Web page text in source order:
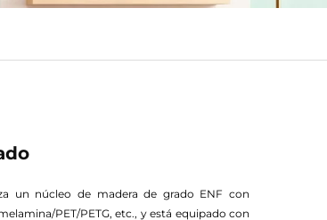
un núcleo de madera de grado ENF con
PET/PETG, etc., y está equipado con